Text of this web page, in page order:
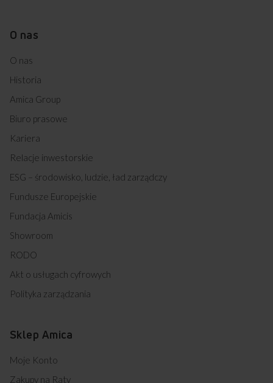
O nas
O nas
Historia
Amica Group
Biuro prasowe
Kariera
Relacje inwestorskie
ESG – środowisko, ludzie, ład zarządczy
Fundusze Europejskie
Fundacja Amicis
Showroom
RODO
Akt o usługach cyfrowych
Polityka zarządzania
Sklep Amica
Moje Konto
Zakupy na Raty